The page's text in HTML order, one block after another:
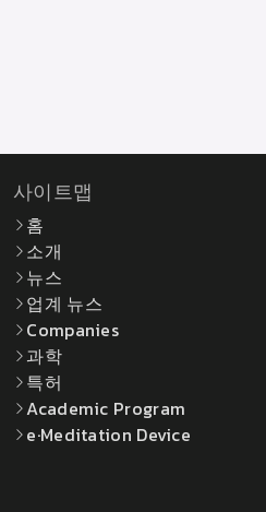
사이트맵
홈
소개
뉴스
업계 뉴스
Companies
과학
특허
Academic Program
e·Meditation Device